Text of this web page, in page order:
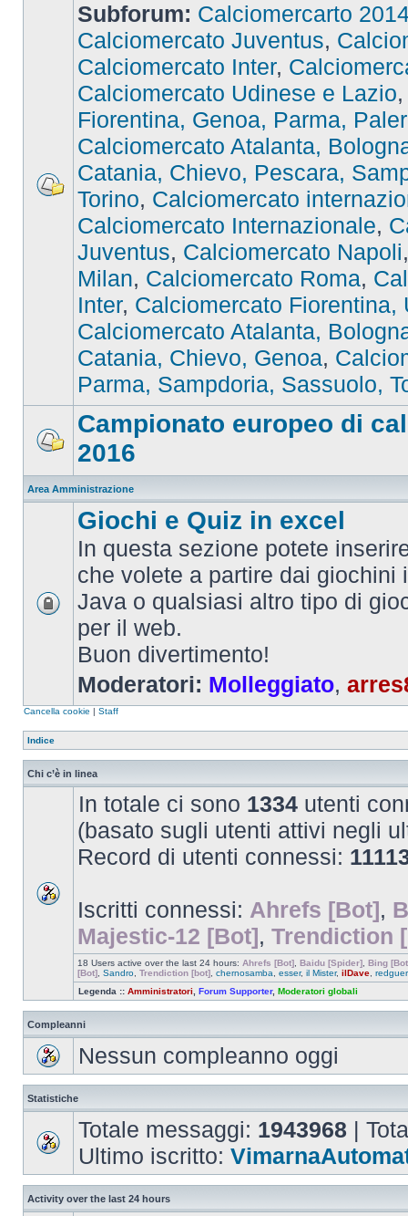
Subforum: Calciomercarto
Calciomercato Juventus,
Calciomercato Inter,
Calciomercato Udinese e Lazio
Fiorentina, Genoa, Parma,
Calciomercato Atalanta,
Catania, Chievo, Pescara,
Torino, Calciomercato
Calciomercato Internazionale,
Juventus, Calciomercato Napoli
Milan, Calciomercato Roma,
Inter, Calciomercato Fiorentina,
Calciomercato Atalanta,
Catania, Chievo, Genoa,
Parma, Sampdoria, Sassuolo,
Campionato europeo di
2016
Area Amministrazione
Giochi e Quiz in excel
In questa sezione potete
che volete a partire dai giochini
Java o qualsiasi altro tipo di
per il web.
Buon divertimento!
Moderatori: Molleggiato,
Cancella cookie | Staff
Indice
Chi c’è in linea
In totale ci sono 1334 utenti
(basato sugli utenti attivi negli
Record di utenti connessi:
Iscritti connessi: Ahrefs [Bot],
Majestic-12 [Bot], Trendiction
18 Users active over the last 24 hours: Ahrefs [Bot] Baidu [Spider] Bing
[Bot] Sandro Trendiction [bot] chernosamba esser, il Mister, ilDave
Legenda :: Amministratori Forum Supporter, Moderatori globali
Compleanni
Nessun compleanno oggi
Statistiche
Totale messaggi: 1943968 |
Ultimo iscritto:
Activity over the last 24 hours